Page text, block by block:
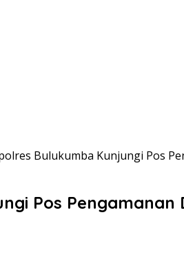
Bulukumba Kunjungi Pos
Pos Pengamanan